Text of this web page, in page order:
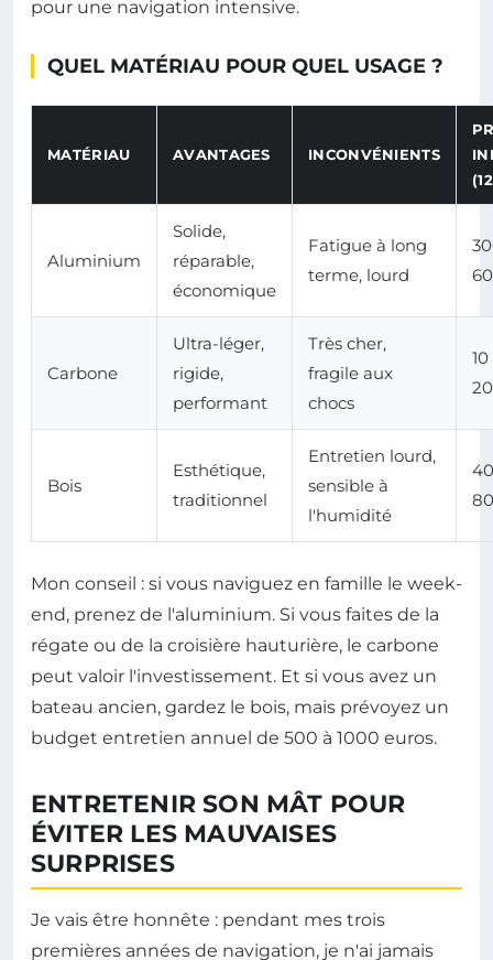
pour une navigation intensive.
QUEL MATÉRIAU POUR QUEL USAGE ?
MATÉRIAU AVANTAGES INCONVÉNIENTS
Aluminium
Solide,
réparable,
économique
Fatigue à long
terme, lourd
Carbone
Ultra-léger,
rigide,
performant
Très cher,
fragile aux
chocs
Bois
Esthétique,
traditionnel
Entretien lourd,
sensible à
l'humidité
Mon conseil : si vous naviguez en famille le week-
end, prenez de l'aluminium. Si vous faites de la
régate ou de la croisière hauturière, le carbone
peut valoir l'investissement. Et si vous avez un
bateau ancien, gardez le bois, mais prévoyez un
budget entretien annuel de 500 à 1000 euros.
ENTRETENIR SON MÂT POUR
ÉVITER LES MAUVAISES
SURPRISES
Je vais être honnête : pendant mes trois
premières années de navigation, je n'ai jamais